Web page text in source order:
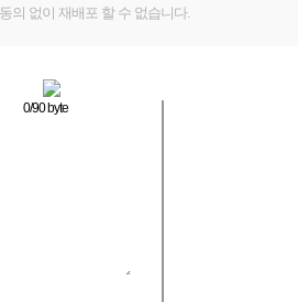
의 없이 재배포 할 수 없습니다.
0/90 byte